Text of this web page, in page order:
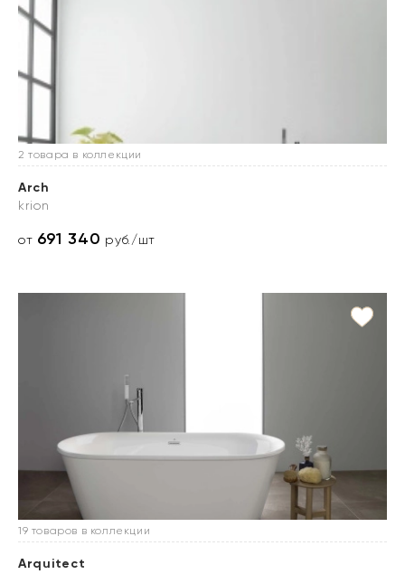
2 товара в коллекции
Arch
krion
от 691 340 руб./шт
19 товаров в коллекции
Arquitect